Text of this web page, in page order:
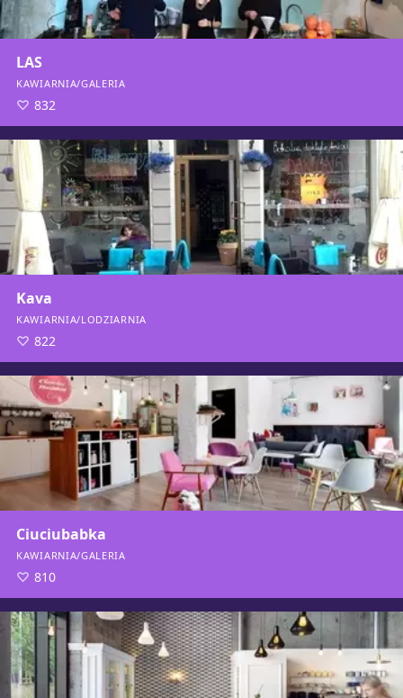
LAS
KAWIARNIA/GALERIA
832
Kava
KAWIARNIA/LODZIARNIA
822
Ciuciubabka
KAWIARNIA/GALERIA
810